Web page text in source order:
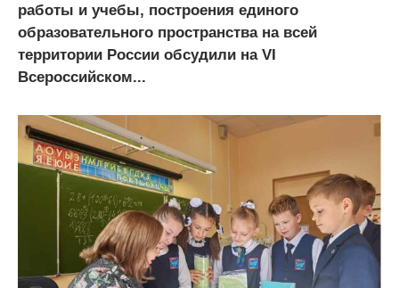
работы и учебы, построения единого
образовательного пространства на всей
территории России обсудили на VI
Всероссийском...